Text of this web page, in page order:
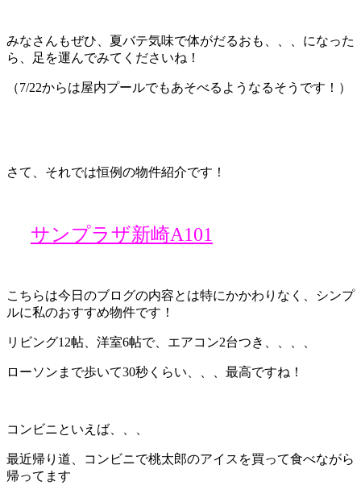
みなさんもぜひ、夏バテ気味で体がだるおも、、、になった
ら、足を運んでみてくださいね！
（7/22からは屋内プールでもあそべるようなるそうです！）
さて、それでは恒例の物件紹介です！
サンプラザ新崎A101
こちらは今日のブログの内容とは特にかかわりなく、シンプ
ルに私のおすすめ物件です！
リビング12帖、洋室6帖で、エアコン2台つき、、、、
ローソンまで歩いて30秒くらい、、、最高ですね！
コンビニといえば、、、
最近帰り道、コンビニで桃太郎のアイスを買って食べながら
帰ってます